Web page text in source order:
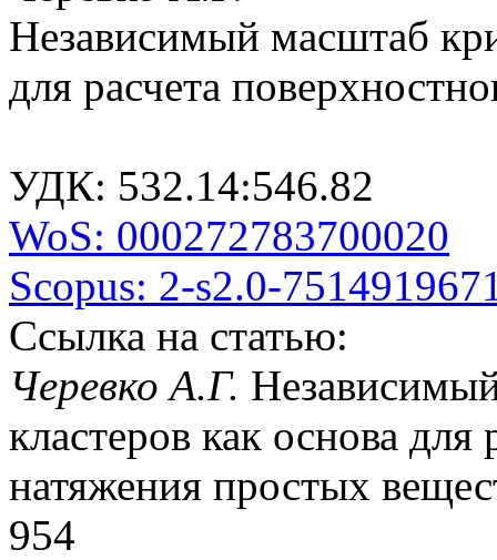
Независимый масштаб
для расчета
УДК: 532.14:546.82
WoS: 000272783700020
Scopus: 2-s2.0-
Ссылка на статью:
Черевко А.Г.
кластеров как основа для
натяжения простых
954